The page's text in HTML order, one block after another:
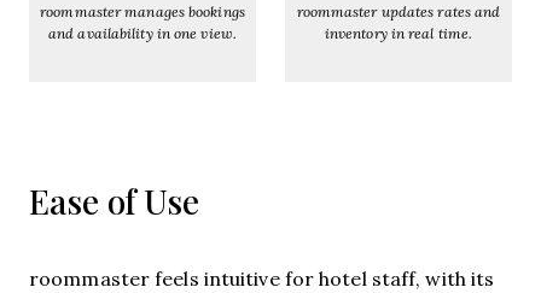
roommaster manages bookings
and availability in one view.
roommaster updates rates and
inventory in real time.
Ease of Use
roommaster feels intuitive for hotel staff, with its